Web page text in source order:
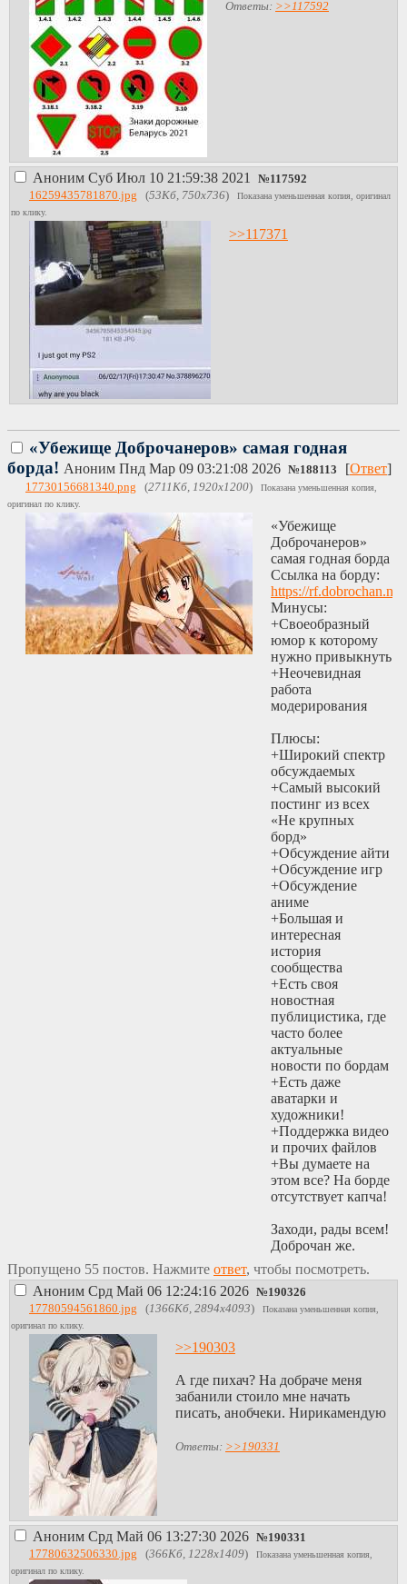
Ответы: >>117592
Аноним Суб Июл 10 21:59:38 2021 №117592
16259435781870.jpg (53Кб, 750x736)
Показана уменьшенная копия, оригинал
по клику.
>>117371
«Убежище Доброчанеров» самая годная
борда! Аноним Пнд Мар 09 03:21:08 2026 №188113 [Ответ]
17730156681340.png (2711Кб, 1920x1200)
Показана уменьшенная копия,
оригинал по клику.
«Убежище
Доброчанеров»
самая годная борда
Ссылка на борду:
https://
Минусы:
+Своеобразный
юмор к которому
нужно привыкнуть
+Неочевидная
работа
модерирования
Плюсы:
+Широкий спектр
обсуждаемых
+Самый высокий
постинг из всех
«Не крупных
борд»
+Обсуждение айти
+Обсуждение игр
+Обсуждение
аниме
+Большая и
интересная
история
сообщества
+Есть своя
новостная
публицистика, где
часто более
актуальные
новости по бордам
+Есть даже
аватарки и
художники!
+Поддержка видео
и прочих файлов
+Вы думаете на
этом все? На борде
отсутствует капча!
Заходи, рады всем!
Доброчан же.
Пропущено 55 постов. Нажмите ответ, чтобы посмотреть.
Аноним Срд Май 06 12:24:16 2026 №190326
17780594561860.jpg (1366Кб, 2894x4093)
Показана уменьшенная копия,
оригинал по клику.
>>190303
А где пихач? На добраче меня
забанили стоило мне начать
писать, анобчеки. Нирикамендую
Ответы: >>190331
Аноним Срд Май 06 13:27:30 2026 №190331
17780632506330.jpg (366Кб, 1228x1409)
Показана уменьшенная копия,
оригинал по клику.